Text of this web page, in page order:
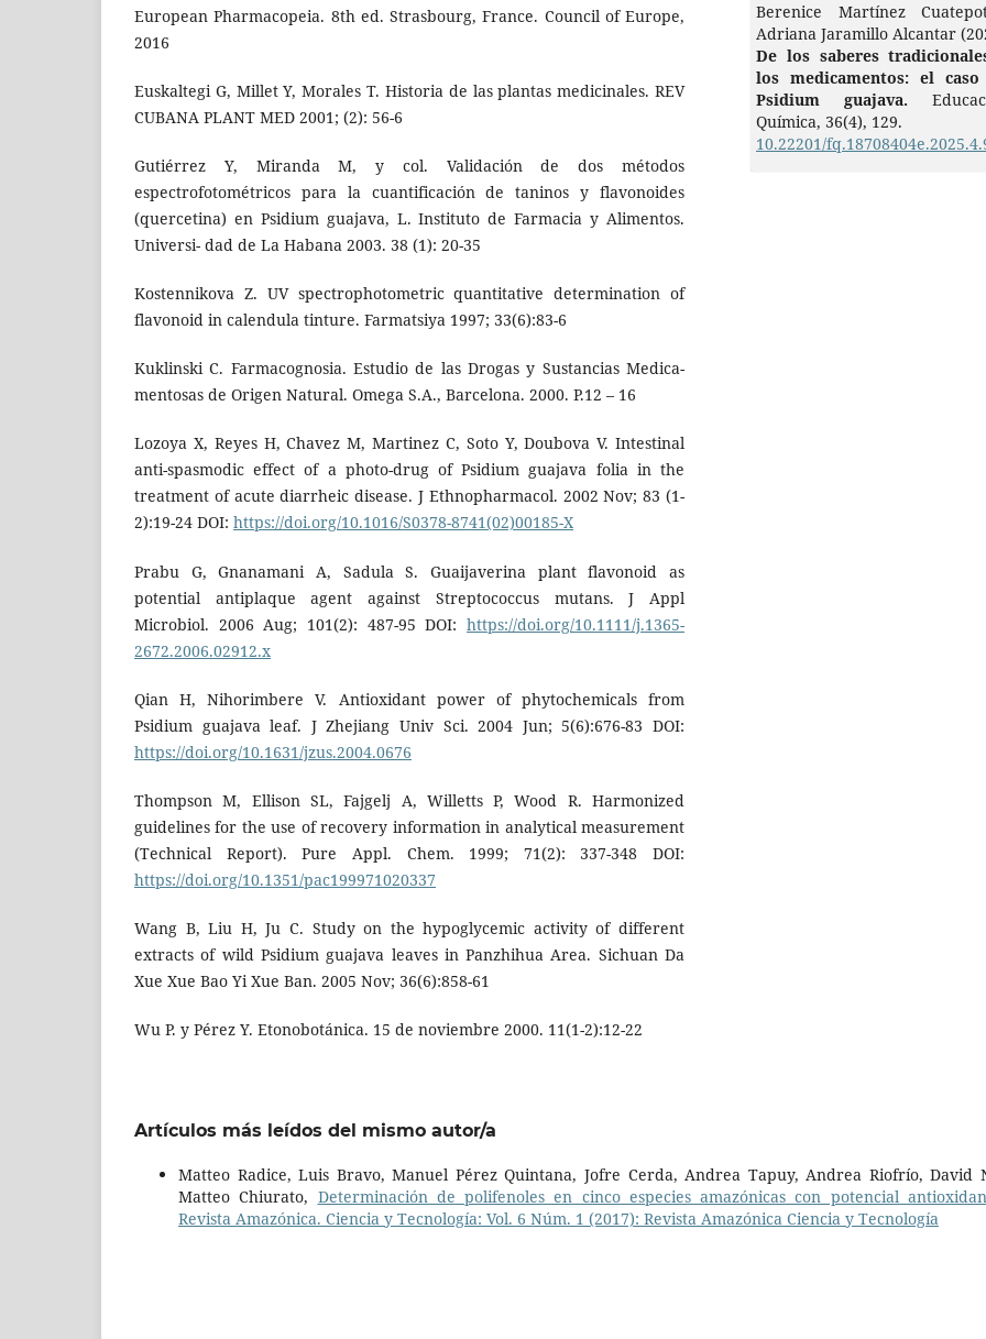
European Pharmacopeia. 8th ed. Strasbourg, France. Council of Europe,
2016
Euskaltegi G, Millet Y, Morales T. Historia de las plantas medicinales. REV
CUBANA PLANT MED 2001; (2): 56-6
Gutiérrez Y, Miranda M, y col. Validación de dos métodos
espectrofotométricos para la cuantificación de taninos y flavonoides
(quercetina) en Psidium guajava, L. Instituto de Farmacia y Alimentos.
Universi- dad de La Habana 2003. 38 (1): 20-35
Kostennikova Z. UV spectrophotometric quantitative determination of
flavonoid in calendula tinture. Farmatsiya 1997; 33(6):83-6
Kuklinski C. Farmacognosia. Estudio de las Drogas y Sustancias Medica-
mentosas de Origen Natural. Omega S.A., Barcelona. 2000. P.12 – 16
Lozoya X, Reyes H, Chavez M, Martinez C, Soto Y, Doubova V. Intestinal
anti-spasmodic effect of a photo-drug of Psidium guajava folia in the
treatment of acute diarrheic disease. J Ethnopharmacol. 2002 Nov; 83 (1-
2):19-24 DOI: https://doi.org/10.1016/S0378-8741(02)00185-X
Prabu G, Gnanamani A, Sadula S. Guaijaverina plant flavonoid as
potential antiplaque agent against Streptococcus mutans. J Appl
Microbiol. 2006 Aug; 101(2): 487-95 DOI: https://doi.org/10.1111/j.1365-
2672.2006.02912.x
Qian H, Nihorimbere V. Antioxidant power of phytochemicals from
Psidium guajava leaf. J Zhejiang Univ Sci. 2004 Jun; 5(6):676-83 DOI:
https://doi.org/10.1631/jzus.2004.0676
Thompson M, Ellison SL, Fajgelj A, Willetts P, Wood R. Harmonized
guidelines for the use of recovery information in analytical measurement
(Technical Report). Pure Appl. Chem. 1999; 71(2): 337-348 DOI:
https://doi.org/10.1351/pac199971020337
Wang B, Liu H, Ju C. Study on the hypoglycemic activity of different
extracts of wild Psidium guajava leaves in Panzhihua Area. Sichuan Da
Xue Xue Bao Yi Xue Ban. 2005 Nov; 36(6):858-61
Wu P. y Pérez Y. Etonobotánica. 15 de noviembre 2000. 11(1-2):12-22
Berenice Martínez
Adriana Jaramillo Alcantar
De los saberes
los medicamentos: el
Psidium guajava.
Química, 36(4), 129.
10.22201/
Artículos más leídos del mismo autor/a
Matteo Radice, Luis Bravo, Manuel Pérez Quintana, Jofre Cerda, Andrea Tapuy, Andrea Riofrío, David
Matteo Chiurato, Determinación de polifenoles en cinco especies amazónicas con potencial
Revista Amazónica. Ciencia y Tecnología: Vol. 6 Núm. 1 (2017): Revista Amazónica Ciencia y Tecnología